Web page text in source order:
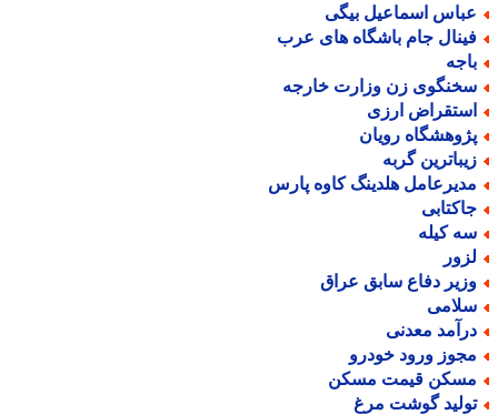
اسماعیل بیگی
جام باشگاه های عرب
زن وزارت خارجه
ارزی
رویان
گربه
هلدینگ کاوه پارس
کیله
دفاع سابق عراق
معدنی
ورود خودرو
قیمت مسکن
گوشت مرغ